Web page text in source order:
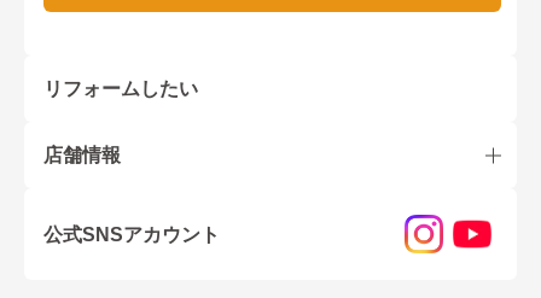
リフォームしたい
店舗情報
公式SNSアカウント